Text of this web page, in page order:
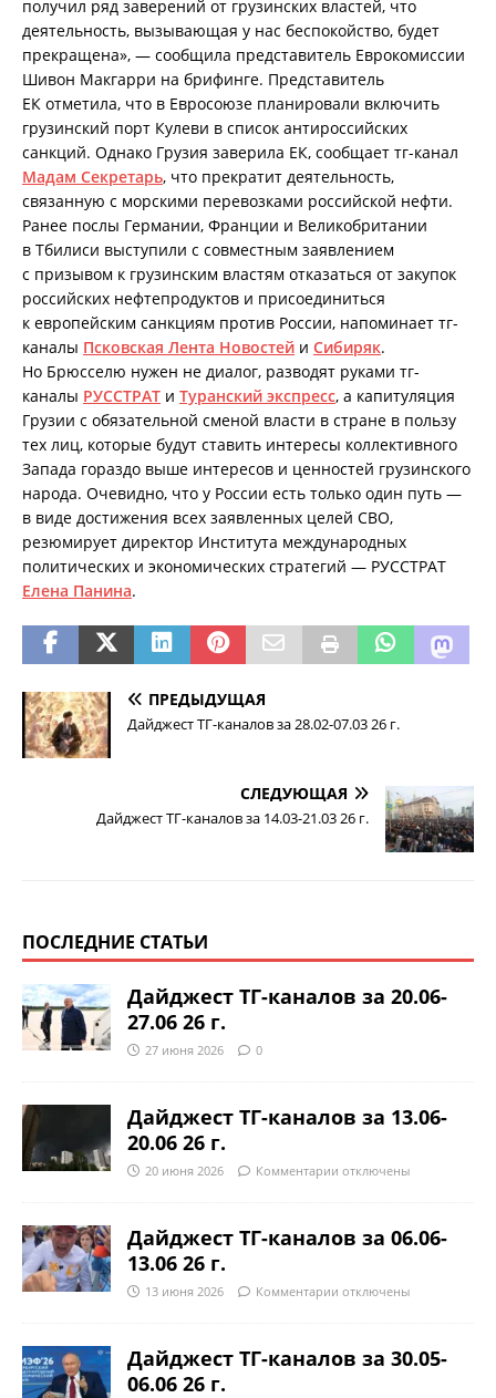
получил ряд заверений от грузинских властей, что
деятельность, вызывающая у нас беспокойство, будет
прекращена», — сообщила представитель Еврокомиссии
Шивон Макгарри на брифинге. Представитель
ЕК отметила, что в Евросоюзе планировали включить
грузинский порт Кулеви в список антироссийских
санкций. Однако Грузия заверила ЕК, сообщает тг-канал
Мадам Секретарь, что прекратит деятельность,
связанную с морскими перевозками российской нефти.
Ранее послы Германии, Франции и Великобритании
в Тбилиси выступили с совместным заявлением
с призывом к грузинским властям отказаться от закупок
российских нефтепродуктов и присоединиться
к европейским санкциям против России, напоминает тг-
каналы Псковская Лента Новостей и Сибиряк.
Но Брюсселю нужен не диалог, разводят руками тг-
каналы РУССТРАТ и Туранский экспресс, а капитуляция
Грузии с обязательной сменой власти в стране в пользу
тех лиц, которые будут ставить интересы коллективного
Запада гораздо выше интересов и ценностей грузинского
народа. Очевидно, что у России есть только один путь —
в виде достижения всех заявленных целей СВО,
резюмирует директор Института международных
политических и экономических стратегий — РУССТРАТ
Елена Панина.
ПРЕДЫДУЩАЯ
Дайджест ТГ-каналов за 28.02-07.03 26 г.
СЛЕДУЮЩАЯ
Дайджест ТГ-каналов за 14.03-21.03 26 г.
ПОСЛЕДНИЕ СТАТЬИ
Дайджест ТГ-каналов за 20.06-
27.06 26 г.
27 июня 2026 0
Дайджест ТГ-каналов за 13.06-
20.06 26 г.
20 июня 2026 Комментарии отключены
Дайджест ТГ-каналов за 06.06-
13.06 26 г.
13 июня 2026 Комментарии отключены
Дайджест ТГ-каналов за 30.05-
06.06 26 г.